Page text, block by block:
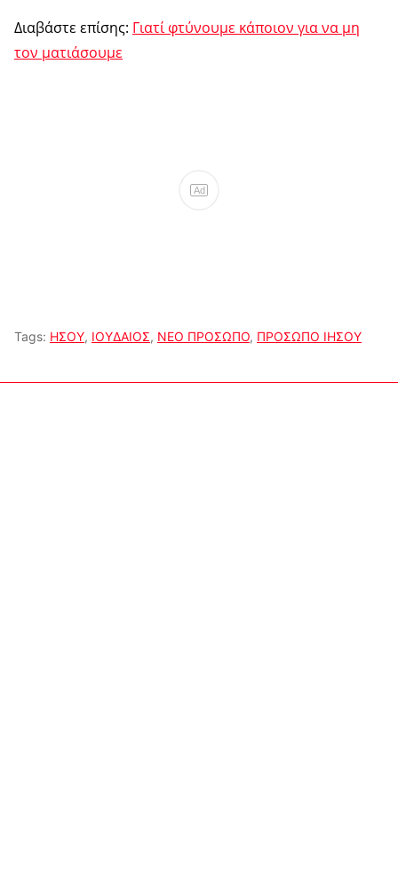
Διαβάστε επίσης: Γιατί φτύνουμε κάποιον για να μη
τον ματιάσουμε
Ad
Tags: ΗΣΟΥ, ΙΟΥΔΑΙΟΣ, ΝΕΟ ΠΡΟΣΩΠΟ, ΠΡΟΣΩΠΟ ΙΗΣΟΥ